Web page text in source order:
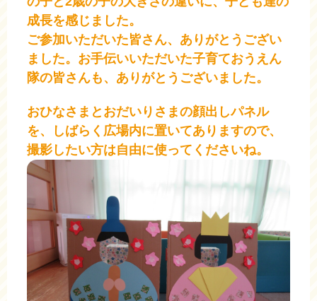
成長を感じました。
ご参加いただいた皆さん、ありがとうござい
ました。お手伝いいただいた子育ておうえん
隊の皆さんも、ありがとうございました。
おひなさまとおだいりさまの顔出しパネル
を、しばらく広場内に置いてありますので、
撮影したい方は自由に使ってくださいね。